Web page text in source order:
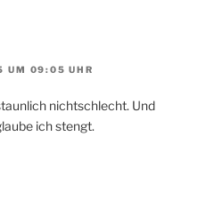
UM 09:05 UHR
nichtschlecht. Und
ich stengt.